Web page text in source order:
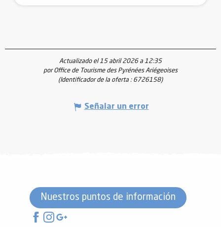
Actualizado el 15 abril 2026 a 12:35
por Office de Tourisme des Pyrénées Ariégeoises
(Identificador de la oferta : 6726158)
Señalar un error
Nuestros puntos de información